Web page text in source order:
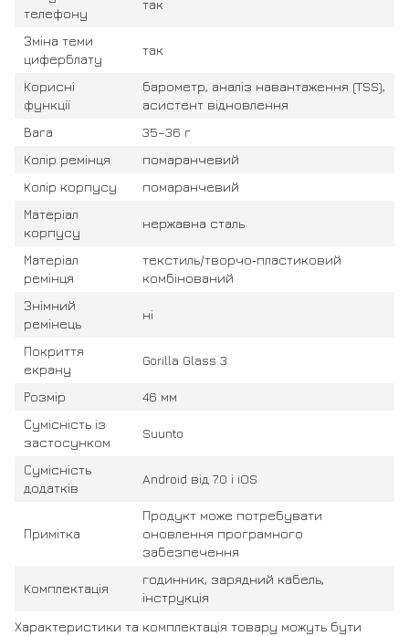
телефону
так
Зміна теми
циферблату
так
Корисні
функції
барометр, аналіз навантаження (TSS),
асистент відновлення
Вага
35–36 г
Колір ремінця
помаранчевий
Колір корпусу
помаранчевий
Матеріал
корпусу
нержавна сталь
Матеріал
ремінця
текстиль/творчо‑пластиковий
комбінований
Знімний
ремінець
ні
Покриття
екрану
Gorilla Glass 3
Розмір
46 мм
Сумісність із
застосунком
Suunto
Сумісність
додатків
Android від 7.0 і iOS
Примітка
Продукт може потребувати
оновлення програмного
забезпечення
Комплектація
годинник, зарядний кабель,
інструкція
Характеристики та комплектація товару можуть бути